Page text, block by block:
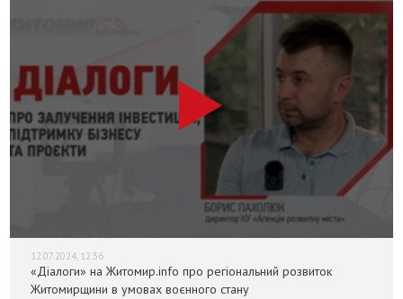
12.07.2024, 12:36
«Діалоги» на Житомир.info про регіональний розвиток
Житомирщини в умовах воєнного стану